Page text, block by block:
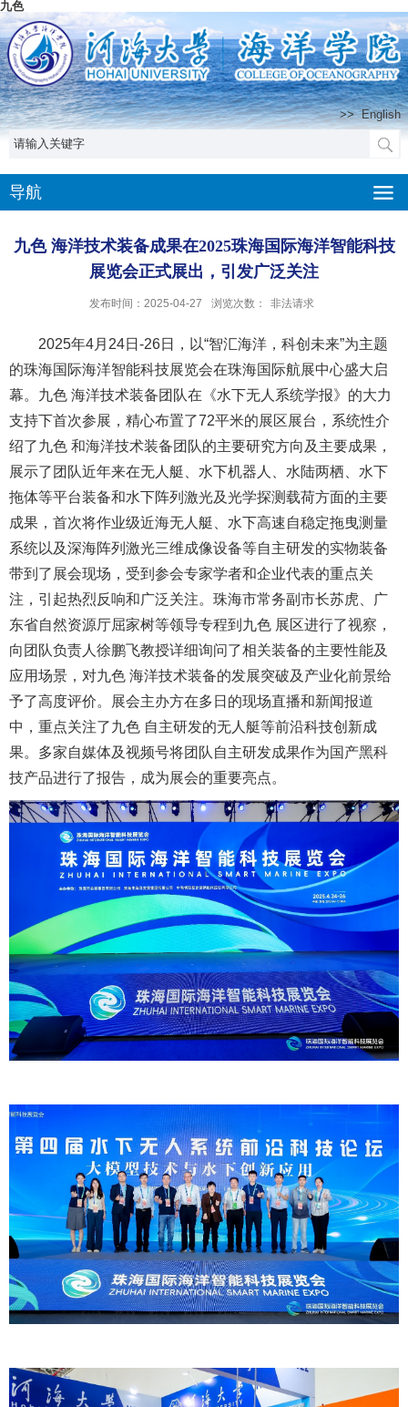
九色
>>English
导航
九色 海洋技术装备成果在2025珠海国际海洋智能科技
展览会正式展出，引发广泛关注
发布时间：2025-04-27 浏览次数： 非法请求
2025年4月24日-26日，以“智汇海洋，科创未来”为主题
的珠海国际海洋智能科技展览会在珠海国际航展中心盛大启
幕。九色 海洋技术装备团队在《水下无人系统学报》的大力
支持下首次参展，精心布置了72平米的展区展台，系统性介
绍了九色 和海洋技术装备团队的主要研究方向及主要成果，
展示了团队近年来在无人艇、水下机器人、水陆两栖、水下
拖体等平台装备和水下阵列激光及光学探测载荷方面的主要
成果，首次将作业级近海无人艇、水下高速自稳定拖曳测量
系统以及深海阵列激光三维成像设备等自主研发的实物装备
带到了展会现场，受到参会专家学者和企业代表的重点关
注，引起热烈反响和广泛关注。珠海市常务副市长苏虎、广
东省自然资源厅屈家树等领导专程到九色 展区进行了视察，
向团队负责人徐鹏飞教授详细询问了相关装备的主要性能及
应用场景，对九色 海洋技术装备的发展突破及产业化前景给
予了高度评价。展会主办方在多日的现场直播和新闻报道
中，重点关注了九色 自主研发的无人艇等前沿科技创新成
果。多家自媒体及视频号将团队自主研发成果作为国产黑科
技产品进行了报告，成为展会的重要亮点。